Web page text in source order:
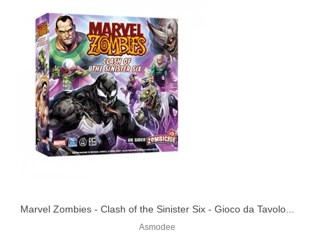
Marvel Zombies - Clash of the Sinister Six - Gioco da Tavolo...
Asmodee